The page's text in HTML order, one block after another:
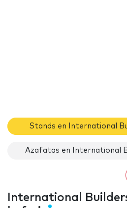
Stands en International
Azafatas en International
International